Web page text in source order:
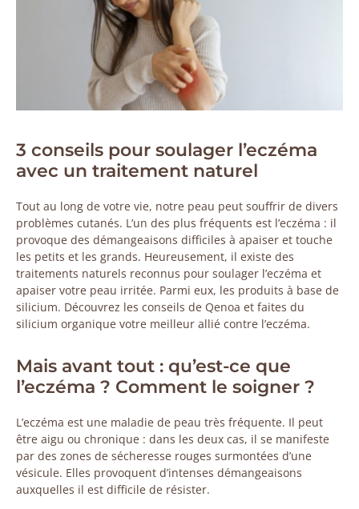
3 conseils pour soulager l’eczéma
avec un traitement naturel
Tout au long de votre vie, notre peau peut souffrir de divers
problèmes cutanés. L’un des plus fréquents est l’eczéma : il
provoque des démangeaisons difficiles à apaiser et touche
les petits et les grands. Heureusement, il existe des
traitements naturels reconnus pour soulager l’eczéma et
apaiser votre peau irritée. Parmi eux, les produits à base de
silicium. Découvrez les conseils de Qenoa et faites du
silicium organique votre meilleur allié contre l’eczéma.
Mais avant tout : qu’est-ce que
l’eczéma ? Comment le soigner ?
L’eczéma est une maladie de peau très fréquente. Il peut
être aigu ou chronique : dans les deux cas, il se manifeste
par des zones de sécheresse rouges surmontées d’une
vésicule. Elles provoquent d’intenses démangeaisons
auxquelles il est difficile de résister.